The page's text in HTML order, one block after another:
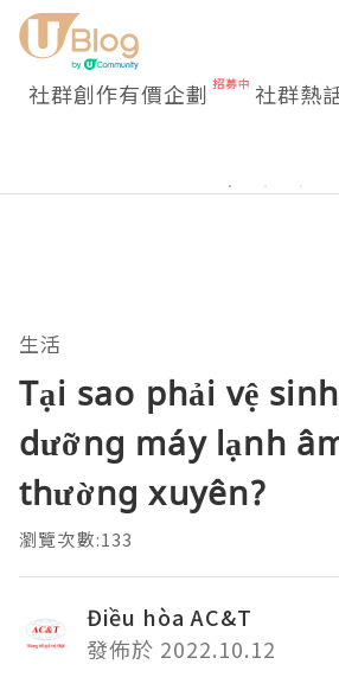
社群創作有價企劃 社群熱
生活
Tại sao phải vệ
dưỡng máy lạnh
thường xuyên?
瀏覽次數:133
Điều hòa AC&T
發佈於 2022.10.12